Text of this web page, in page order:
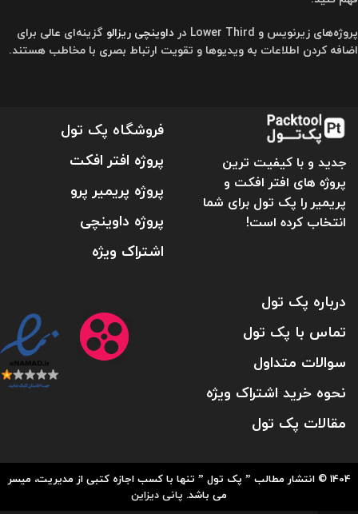
پروژه‌های زیرنویس و Lower Third در
داوینچی ریزالو گزینه‌ای عالی برای
اضافه کردن اطلاعات به ویدیوها و تقویت ارتباط بصری با مخاطب هستند.
جدید و با کیفیت ترین
پروژه های افتر افکت و
پریمیر را پک تول برای شما
انتخاب کرده است!
فروشگاه پک تول
پروژه افتر افکت
پروژه پریمیر پرو
پروژه داوینچی
اشتراک ویژه
درباره پک تول
تماس با پک تول
سوالات متداول
نحوه خرید اشتراک ویژه
مقالات پک تول
1404 © انتشار مطالب ” پک تول ” تنها با کسب اجازه کتبی از مدیریت، میسر
می باشد. پانی دیزاین